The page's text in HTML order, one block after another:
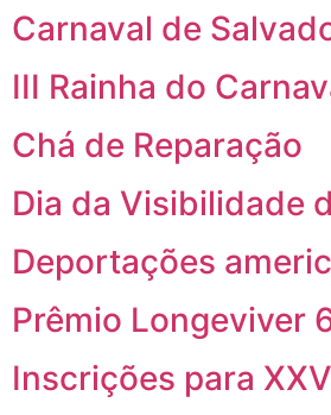
Carnaval de
III Rainha do
Chá de Reparação
Dia da Visibilidade
Deportações
Prêmio Longeviver
Inscrições para